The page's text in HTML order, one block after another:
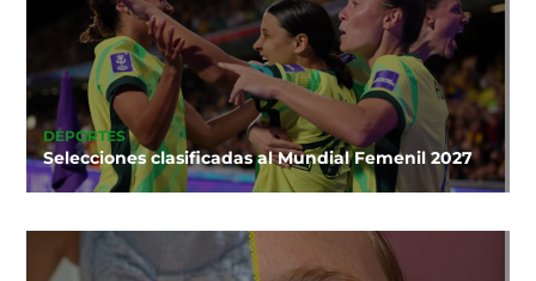
DEPORTES
Selecciones clasificadas al Mundial Femenil 2027